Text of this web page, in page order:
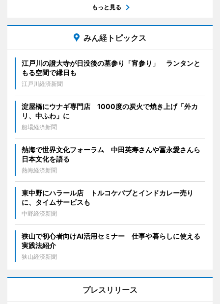
もっと見る
みん経トピックス
江戸川の證大寺が日没後の墓参り「宵参り」 ランタンと
もる空間で縁日も
江戸川経済新聞
淀屋橋にウナギ専門店 1000度の炭火で焼き上げ「外カ
リ、中ふわ」に
船場経済新聞
熱海で世界文化フォーラム 中田英寿さんや冨永愛さんら
日本文化を語る
熱海経済新聞
東中野にハラール店 トルコケバブとインドカレー売り
に、タイムサービスも
中野経済新聞
狭山で初心者向けAI活用セミナー 仕事や暮らしに使える
実践法紹介
狭山経済新聞
プレスリリース